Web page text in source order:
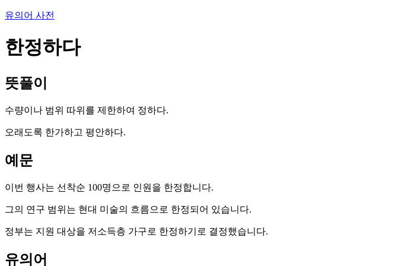
유의어 사전
한정하다
뜻풀이
수량이나 범위 따위를 제한하여 정하다.
오래도록 한가하고 평안하다.
예문
이번 행사는 선착순 100명으로 인원을 한정합니다.
그의 연구 범위는 현대 미술의 흐름으로 한정되어 있습니다.
정부는 지원 대상을 저소득층 가구로 한정하기로 결정했습니다.
유의어